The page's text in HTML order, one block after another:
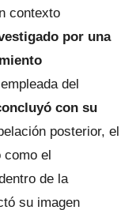
contexto
por una
del
con su
posterior, el
el
de la
su imagen